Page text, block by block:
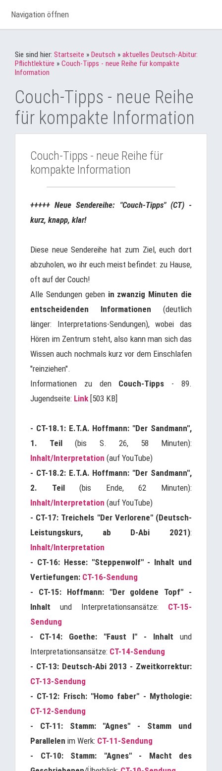
Navigation öffnen
Sie sind hier: Startseite » Deutsch » aktuelles Deutsch-Abitur:
Pflichtlektüre » Couch-Tipps - neue Reihe für kompakte
Information
Couch-Tipps - neue Reihe
für kompakte Information
Couch-Tipps - neue Reihe für
kompakte Information
+++++ Neue Sendereihe: "Couch-Tipps" (CT) -
kurz, knapp, klar!
Diese neue Sendereihe hat zum Ziel, euch dort
abzuholen, wo ihr euch meist befindet: zu Hause,
oft auf der Couch!
Alle Sendungen geben in zwanzig Minuten die
entscheidenden Informationen (deutlich
länger: Interpretations-Sendungen), wobei das
Hören im Zentrum steht, also kann man sich das
Wissen auch nochmals kurz vor dem Einschlafen
"reinziehen".
Informationen zu den Couch-Tipps - 89.
Jugendseite: Link [503 KB]
- CT-18.1: E.T.A. Hoffmann: "Der Sandmann",
1. Teil (bis S. 26, 58 Minuten):
Inhalt/Interpretation (auf YouTube)
- CT-18.2: E.T.A. Hoffmann: "Der Sandmann",
2. Teil(bis Ende, 62 Minuten):
Inhalt/Interpretation (auf YouTube)
- CT-17: Treichels "Der Verlorene" (Deutsch-
Leistungskurs, ab D-Abi 2021):
Inhalt/Interpretation
- CT-16: Hesse: "Steppenwolf" - Inhalt und
Vertiefungen: CT-16-Sendung
- CT-15: Hoffmann: "Der goldene Topf" -
Inhalt und Interpretationsansätze: CT-15-
Sendung
- CT-14: Goethe: "Faust I" - Inhalt und
Interpretationsansätze: CT-14-Sendung
- CT-13: Deutsch-Abi 2013 - Zweitkorrektur:
CT-13-Sendung
- CT-12: Frisch: "Homo faber" - Mythologie:
CT-12-Sendung
- CT-11: Stamm: "Agnes" - Stamm und
Parallelen im Werk: CT-11-Sendung
- CT-10: Stamm: "Agnes" - Macht des